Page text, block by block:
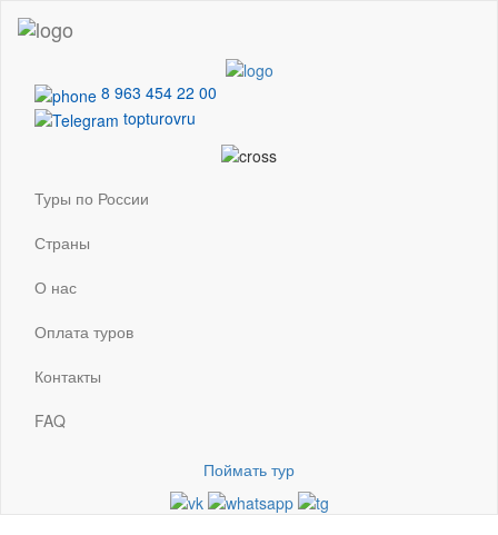
8 963 454 22 00
topturovru
Туры по России
Страны
О нас
Оплата туров
Контакты
FAQ
Поймать тур